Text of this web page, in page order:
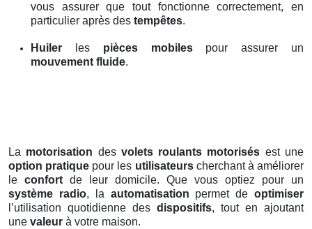
vous assurer que tout fonctionne correctement, en
particulier après des tempêtes.
Huiler les pièces mobilespour assurer un
mouvement fluide.
La motorisation des volets roulants motorisés est une
option pratique pour les utilisateurscherchant à améliorer
le confort de leur domicile. Que vous optiez pour un
système radio, la automatisation permet deoptimiser
l’utilisation quotidienne des dispositifs, tout en ajoutant
une valeur à votre maison.